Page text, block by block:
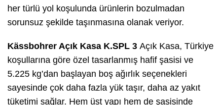
her türlü yol koşulunda ürünlerin bozulmadan
sorunsuz şekilde taşınmasına olanak veriyor.
Kässbohrer Açık Kasa K.SPL 3 Açık Kasa, Türkiye
koşullarına göre özel tasarlanmış hafif şasisi ve
5.225 kg’dan başlayan boş ağırlık seçenekleri
sayesinde çok daha fazla yük taşır, daha az yakıt
tüketimi sağlar. Hem üst yapı hem de şasisinde